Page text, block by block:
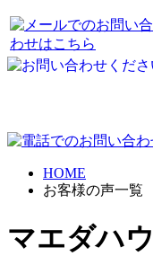
HOME
お客様の声一覧
マエダハ